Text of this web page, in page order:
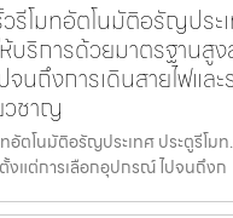
รีโมทอัตโนมัติอรัญประ
ห้บริการด้วยมาตรฐานสู
นถึงการเดินสายไฟแล
วชาญ
ตโนมัติอรัญประเทศ ประตูรีโมท
งแต่การเลือกอุปกรณ์ ไปจนถึงก